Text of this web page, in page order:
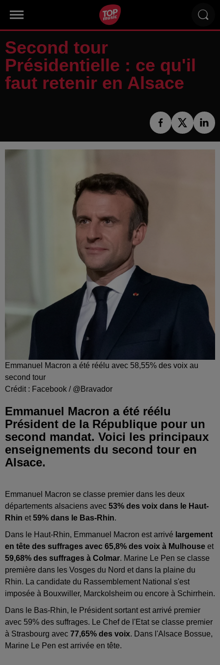
Second tour
Présidentielle : ce qu'il
faut retenir en Alsace
Emmanuel Macron a été réélu avec 58,55% des voix au
second tour
Crédit : Facebook / @Bravador
Emmanuel Macron a été réélu
Président de la République pour un
second mandat. Voici les principaux
enseignements du second tour en
Emmanuel Macron se classe premier dans les deux
départements alsaciens avec 53% des voix dans le Haut-
Rhin et59% dans le Bas-Rhin.
Dans le Haut-Rhin, Emmanuel Macron est arrivé largement
en tête des suffrages avec 65,8% des voix à Mulhouse et
59,68% des suffrages à Colmar. Marine Le Pen se classe
première dans les Vosges du Nord et dans la plaine du
Rhin. La candidate du Rassemblement National s'est
imposée à Bouxwiller, Marckolsheim ou encore à Schirrhein.
Dans le Bas-Rhin, le Président sortant est arrivé premier
avec 59% des suffrages. Le Chef de l'Etat se classe premier
à Strasbourg avec 77,65% des voix. Dans l'Alsace Bossue,
Marine Le Pen est arrivée en tête.